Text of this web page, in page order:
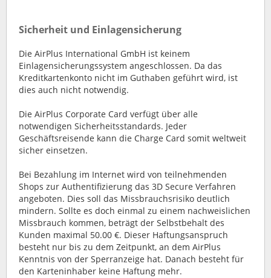
Sicherheit und Einlagensicherung
Die AirPlus International GmbH ist keinem
Einlagensicherungssystem angeschlossen. Da das
Kreditkartenkonto nicht im Guthaben geführt wird, ist
dies auch nicht notwendig.
Die AirPlus Corporate Card verfügt über alle
notwendigen Sicherheitsstandards. Jeder
Geschäftsreisende kann die Charge Card somit weltweit
sicher einsetzen.
Bei Bezahlung im Internet wird von teilnehmenden
Shops zur Authentifizierung das 3D Secure Verfahren
angeboten. Dies soll das Missbrauchsrisiko deutlich
mindern. Sollte es doch einmal zu einem nachweislichen
Missbrauch kommen, beträgt der Selbstbehalt des
Kunden maximal 50.00 €. Dieser Haftungsanspruch
besteht nur bis zu dem Zeitpunkt, an dem AirPlus
Kenntnis von der Sperranzeige hat. Danach besteht für
den Karteninhaber keine Haftung mehr.